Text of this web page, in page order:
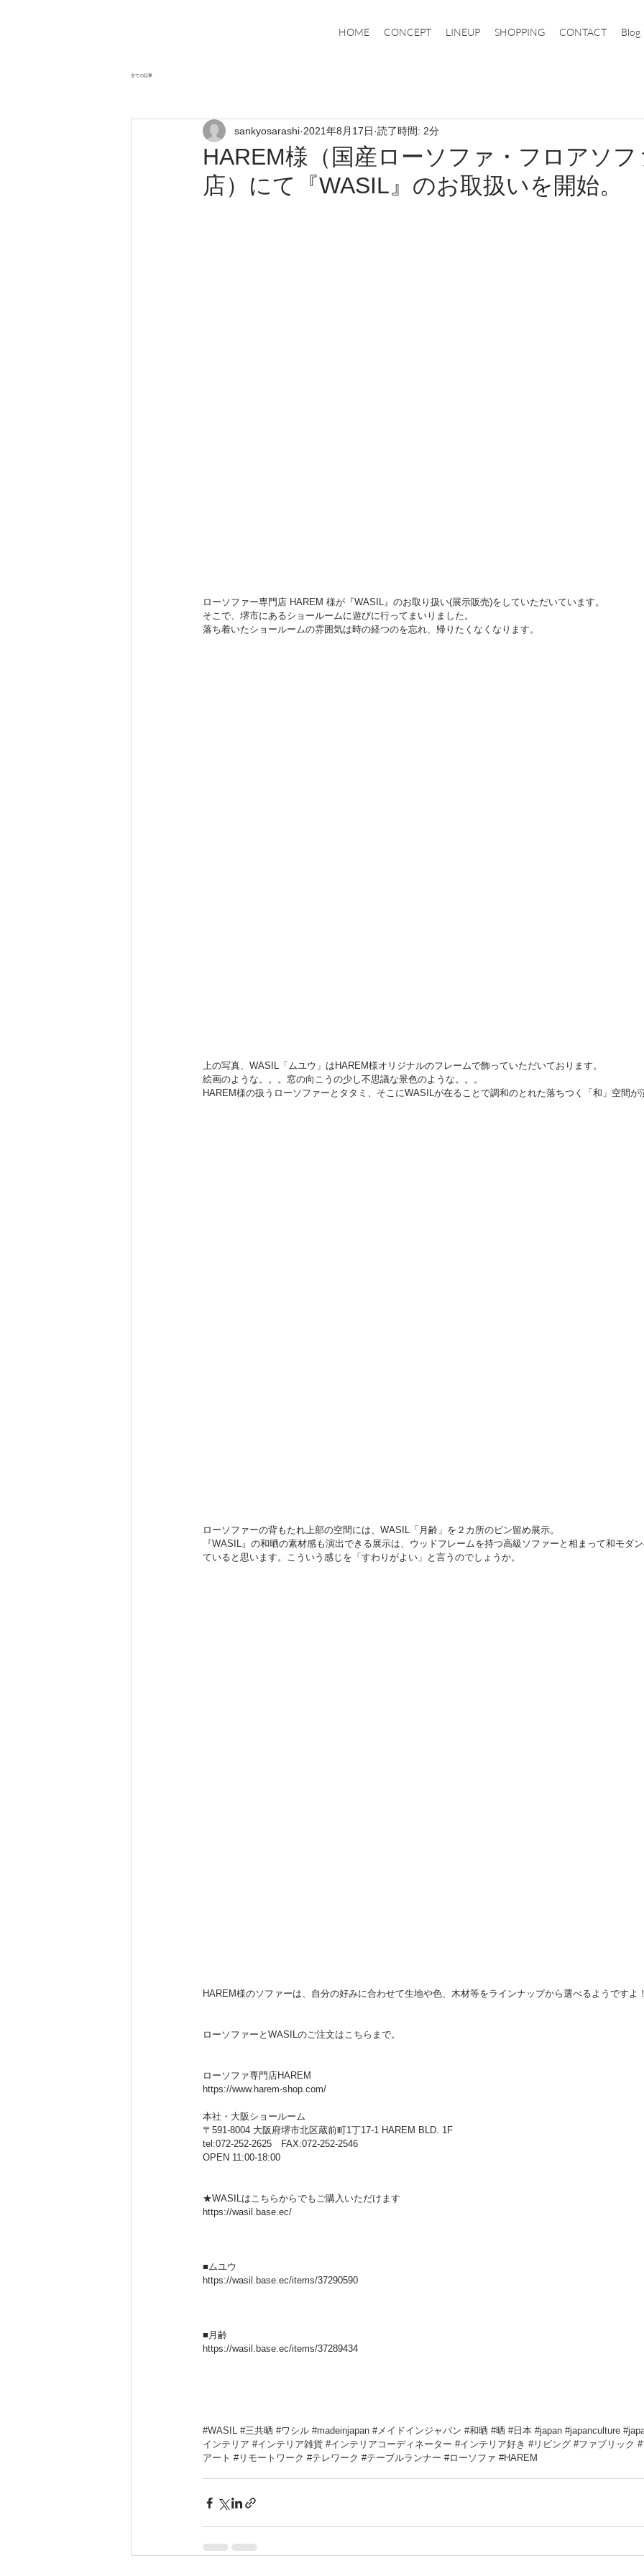
HOME CONCEPT LINEUP SHOPPING CONTACT Blog
全ての記事
HAREM様（国産ローソファ・フロアソフ
店）にて『WASIL』のお取扱いを開始。
sankyosarashi 2021年8月17日 読了時間: 2分
ローソファー専門店 HAREM 様が『WASIL』のお取り扱い(展示販売)をしていただいています。
そこで、堺市にあるショールームに遊びに行ってまいりました。
落ち着いたショールームの雰囲気は時の経つのを忘れ、帰りたくなくなります。
上の写真、WASIL「ムユウ」はHAREM様オリジナルのフレームで飾っていただいております。
絵画のような。。。窓の向こうの少し不思議な景色のような。。。
HAREM様の扱うローソファーとタタミ、そこにWASILが在ることで調和のとれた落ちつく「和」空間が
ローソファーの背もたれ上部の空間には、WASIL「月齢」を２カ所のピン留め展示。
『WASIL』の和晒の素材感も演出できる展示は、ウッドフレームを持つ高級ソファーと相まって和モダ
ていると思います。こういう感じを「すわりがよい」と言うのでしょうか。
HAREM様のソファーは、自分の好みに合わせて生地や色、木材等をラインナップから選べるようですよ
ローソファーとWASILのご注文はこちらまで。
ローソファ専門店HAREM
https://www.harem-shop.com/
本社・大阪ショールーム
〒591-8004 大阪府堺市北区蔵前町1丁17-1 HAREM BLD. 1F
tel:072-252-2625　FAX:072-252-2546
OPEN 11:00-18:00
★WASILはこちらからでもご購入いただけます
https://wasil.base.ec/
■ムユウ
https://wasil.base.ec/items/37290590
■月齢
https://wasil.base.ec/items/37289434
#WASIL #三共晒 #ワシル #madeinjapan #メイドインジャパン #和晒 #晒 #日本 #japan #japanculture
インテリア #インテリア雑貨 #インテリアコーディネーター #インテリア好き #リビング #ファブリック
アート #リモートワーク #テレワーク #テーブルランナー #ローソファ #HAREM